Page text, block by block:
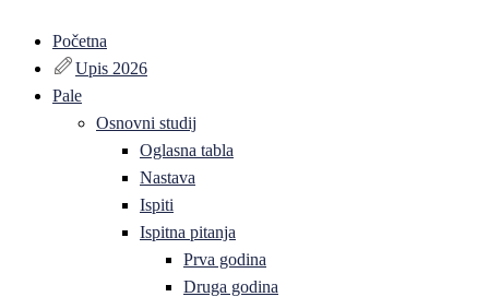
Početna
Upis 2026
Pale
Osnovni studij
Oglasna tabla
Nastava
Ispiti
Ispitna pitanja
Prva godina
Druga godina